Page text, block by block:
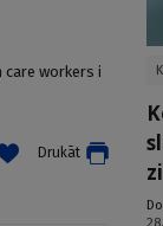
care workers i
Drukāt